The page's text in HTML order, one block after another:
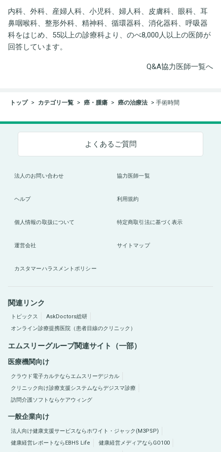
内科、外科、産婦人科、小児科、婦人科、皮膚科、眼科、耳
鼻咽喉科、整形外科、精神科、循環器科、消化器科、呼吸器
科をはじめ、55以上の診療科より、のべ8,000人以上の医師が
回答しています。
Q&A協力医師一覧へ
トップ カテゴリ一覧 癌・腫瘍 癌の治療法 手術時間
よくあるご質問
法人のお問い合わせ 協力医師一覧
ヘルプ 利用規約
個人情報の取扱について 特定商取引法に基づく表示
運営会社 サイトマップ
カスタマーハラスメントポリシー
関連リンク
トピックス
AskDoctors総研
オンライン診療提携医院（患者目線のクリニック）
エムスリーグループ関連サイト（一部）
医療機関向け
クラウド電子カルテならエムスリーデジカル
クリニック向け診療支援システムならデジスマ診療
訪問介護ソフトならケアウィング
一般企業向け
法人向け健康支援サービスならホワイト・ジャック(M3PSP)
健康経営レポートならEBHS Life
健康経営メディアならGO100